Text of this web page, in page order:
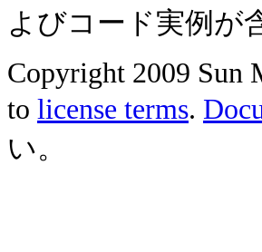
よびコード実例が
Copyright 2009 Sun
to license terms.
い。